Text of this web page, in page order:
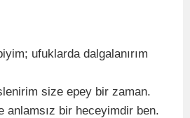
ufuklarda dalgalanırım
size epey bir zaman.
anlamsız bir heceyimdir ben.